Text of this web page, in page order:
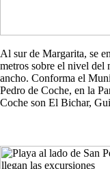
Al sur de Margarita, se
metros sobre el nivel
ancho. Conforma el
Pedro de Coche, en la
Coche son El Bichar,